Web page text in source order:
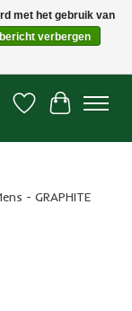
in Dordrecht is
Verlanglijst
- GRAPHITE
met het gebruik van
verbergen